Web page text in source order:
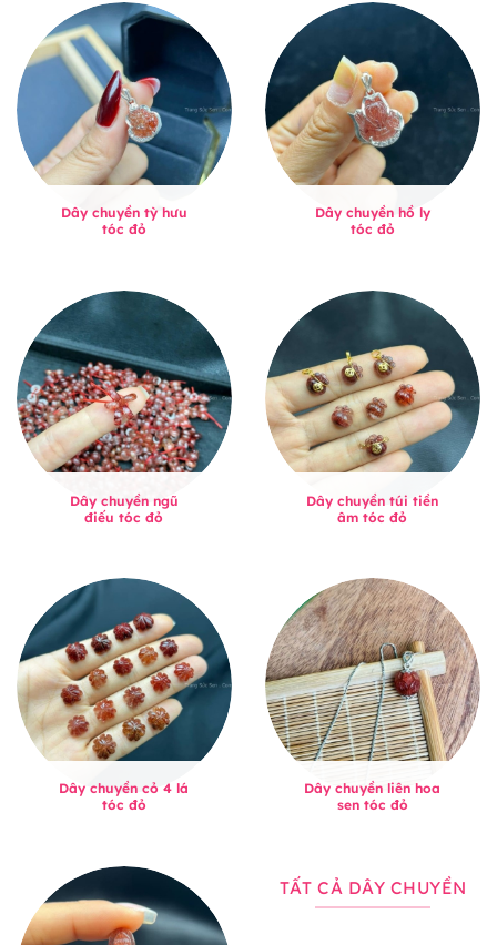
Dây chuyền tỳ hưu
tóc đỏ
Dây chuyền hồ ly
tóc đỏ
Dây chuyền ngũ
điếu tóc đỏ
Dây chuyền túi tiền
âm tóc đỏ
Dây chuyền cỏ 4 lá
tóc đỏ
Dây chuyền liên hoa
sen tóc đỏ
TẤT CẢ DÂY CHUYỀN